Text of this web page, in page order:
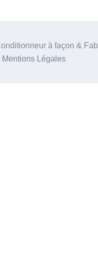
à façon &
Mentions Légales